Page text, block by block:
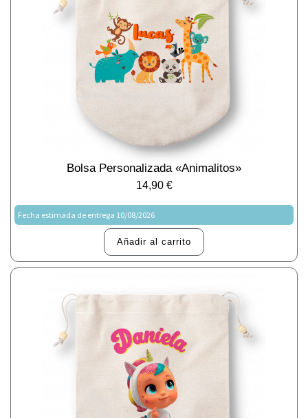
Bolsa Personalizada «animalitos»
14,90 €
Fecha estimada de entrega 10/08/2026
Añadir al carrito